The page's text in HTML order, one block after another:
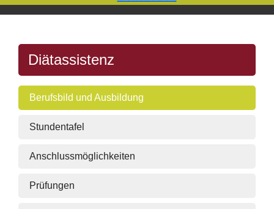
Diätassistenz
Berufsbild und Ausbildung
Stundentafel
Anschlussmöglichkeiten
Prüfungen